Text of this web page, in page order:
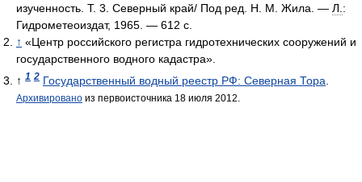
изученность. Т. 3. Северный край/ Под ред. Н. М. Жила. — Л. :
Гидрометеоиздат, 1965. — 612 с.
↑ «Центр российского регистра гидротехнических сооружений и
государственного водного кадастра».
↑ 1 2 Государственный водный реестр РФ: Северная Тора
Архивировано из первоисточника 18 июля 2012.